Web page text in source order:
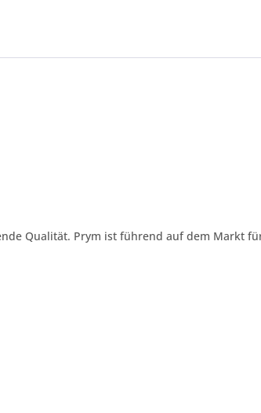
Qualität. Prym ist führend auf dem Markt